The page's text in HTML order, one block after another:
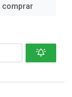
comprar